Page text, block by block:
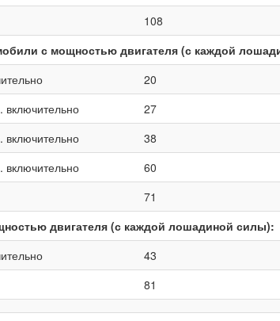
108
с мощностью двигателя (с каждой
20
включительно
27
включительно
38
включительно
60
71
двигателя (с каждой лошадиной силы):
43
81